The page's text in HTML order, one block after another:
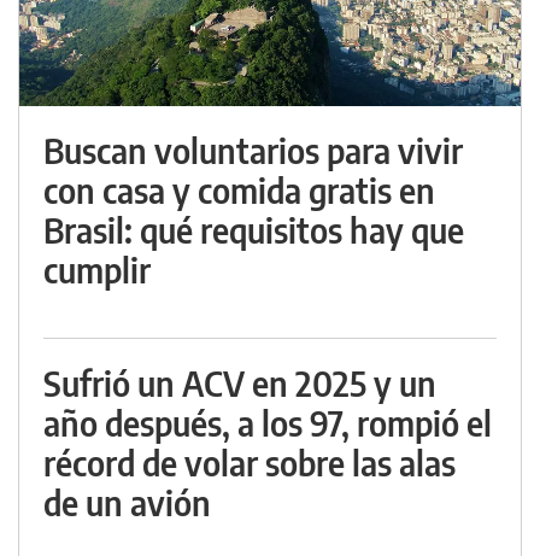
Buscan voluntarios para vivir
con casa y comida gratis en
Brasil: qué requisitos hay que
cumplir
Sufrió un ACV en 2025 y un
año después, a los 97, rompió el
récord de volar sobre las alas
de un avión